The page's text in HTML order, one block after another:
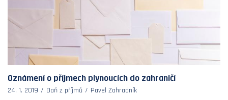
Oznámení o příjmech plynoucích do zahraničí
24. 1. 2019 Daň z příjmů Pavel Zahradník